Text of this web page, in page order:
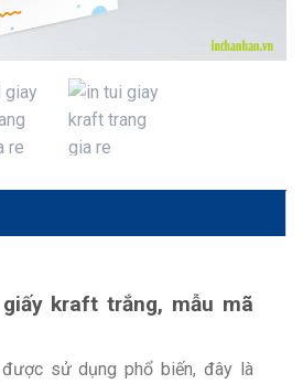
kraft trắng, mẫu mã
sử dụng phổ biến, đây là